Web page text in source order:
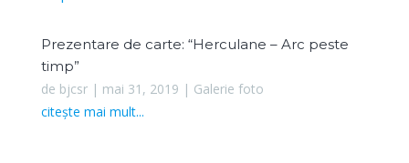
Prezentare de carte: “Herculane – Arc peste
timp”
de bjcsr| mai 31, 2019 | Galerie foto
citește mai mult...